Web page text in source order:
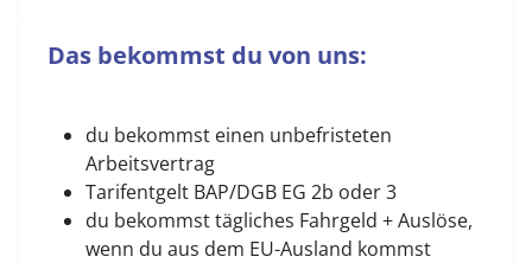
Das bekommst du von uns:
du bekommst einen unbefristeten
Arbeitsvertrag
Tarifentgelt BAP/DGB EG 2b oder 3
du bekommst tägliches Fahrgeld + Auslöse,
wenn du aus dem EU-Ausland kommst